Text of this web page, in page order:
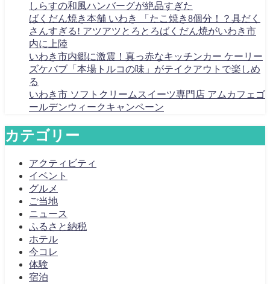
しらすの和風ハンバーグが絶品すぎた
ばくだん焼き本舗 いわき 「たこ焼き8個分！？具だく
さんすぎる! アツアツとろとろばくだん焼がいわき市
内に上陸
いわき市内郷に激震！真っ赤なキッチンカー ケーリー
ズケバブ「本場トルコの味」がテイクアウトで楽しめ
る
いわき市 ソフトクリームスイーツ専門店 アムカフェゴ
ールデンウィークキャンペーン
カテゴリー
アクティビティ
イベント
グルメ
ご当地
ニュース
ふるさと納税
ホテル
今コレ
体験
宿泊